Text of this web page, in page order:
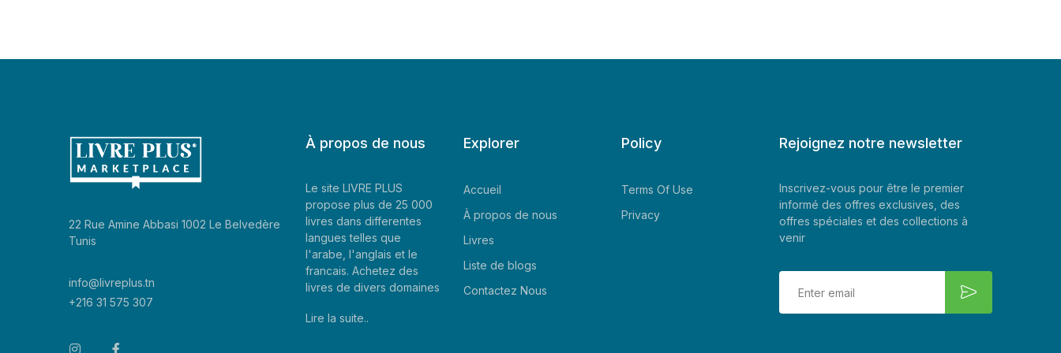
22 Rue Amine Abbasi 1002 Le Belvedère
Tunis
info@livreplus.tn
+216 31 575 307
À propos de nous
Le site LIVRE PLUS
propose plus de 25 000
livres dans differentes
langues telles que
l'arabe, l'anglais et le
francais. Achetez des
livres de divers domaines
Lire la suite..
Explorer
Accueil
À propos de nous
Livres
Liste de blogs
Contactez Nous
Policy
Terms Of Use
Privacy
Rejoignez notre newsletter
Inscrivez-vous pour être le premier
informé des offres exclusives, des
offres spéciales et des collections à
venir